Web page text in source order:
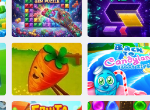
Mistr drahých
bloků
Blokovat vs.